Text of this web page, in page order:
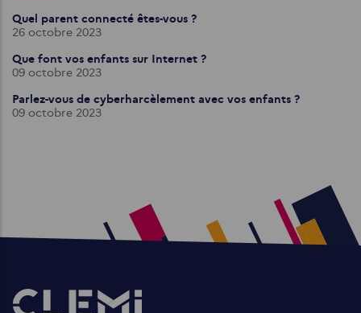
Quel parent connecté êtes-vous ?
26 octobre 2023
Que font vos enfants sur Internet ?
09 octobre 2023
Parlez-vous de cyberharcèlement avec vos enfants ?
09 octobre 2023
Images